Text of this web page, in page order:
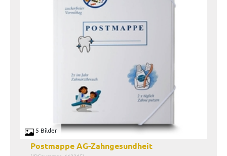
5 Bilder
Postmappe AG-Zahngesundheit